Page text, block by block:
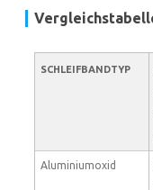
SCHLEIFBANDTYP
Aluminiumoxid